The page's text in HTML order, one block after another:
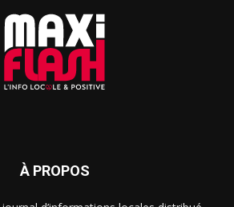
À PROPOS